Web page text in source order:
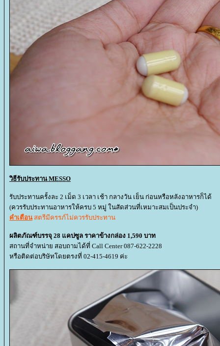
วิธีรับประทาน MESSO
รับประทานครั้งละ 2 เม็ด 3 เวลา เช้า กลางวัน เย็น ก่อนหรือหลังอาหารก็ได้
(ควรรับประทานอาหารให้ครบ 5 หมู่ ในสัดส่วนที่เหมาะสมเป็นประจำ)
คำเตือนสตรีมีครรภ์ไม่ควรรับประทาน
ผลิตภัณฑ์บรรจุ 28 แคปซูล ราคาข้างกล่อง 1,590 บาท
สถานที่จำหน่าย สอบถามได้ที่ Call Center 087-622-2228
หรือติดต่อบริษัทโดยตรงที่ 02-415-4619 ค่ะ